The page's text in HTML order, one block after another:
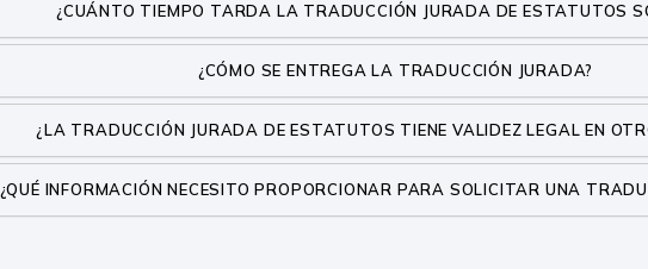
¿CUÁNTO TIEMPO TARDA LA TRADUCCIÓN JURADA DE ESTATUTOS
¿CÓMO SE ENTREGA LA TRADUCCIÓN JURADA?
¿LA TRADUCCIÓN JURADA DE ESTATUTOS TIENE VALIDEZ LEGAL EN
¿QUÉ INFORMACIÓN NECESITO PROPORCIONAR PARA SOLICITAR UNA